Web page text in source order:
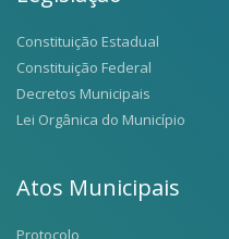
Constituição Estadual
Constituição Federal
Decretos Municipais
Lei Orgânica do Município
Atos Municipais
Protocolo